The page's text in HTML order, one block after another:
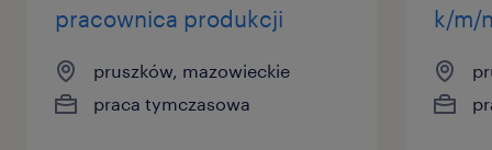
pracownica produkcji
pruszków, mazowieckie
praca tymczasowa
k/m/